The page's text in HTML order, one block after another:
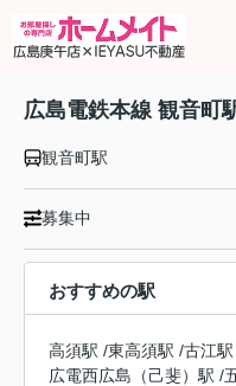
広島電鉄本線 観音町
観音町駅
募集中
おすすめの駅
高須駅 /東高須駅 /古江駅
広電西広島（己斐）駅 /